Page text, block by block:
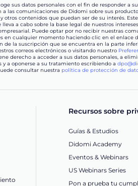
sus datos personales con el fin de responder a
a las comunicaciones de Didomi sobre sus
otros contenidos que puedan ser de su interés.
lleva a cabo sobre la base legal de nuestros
Puede optar por no recibir nuestras
en cualquier momento haciendo clic en el enlace
de la suscripción que se encuentra en la parte
correos electrónicos o visitando nuestro
derecho a acceder a sus datos personales, a
y a oponerse a su tratamiento escribiendo a
consultar nuestra política de protección de
Recursos sobre
Guías & Estudios
Didomi Academy
Eventos & Webinars
US Webinars Series
Pon a prueba tu